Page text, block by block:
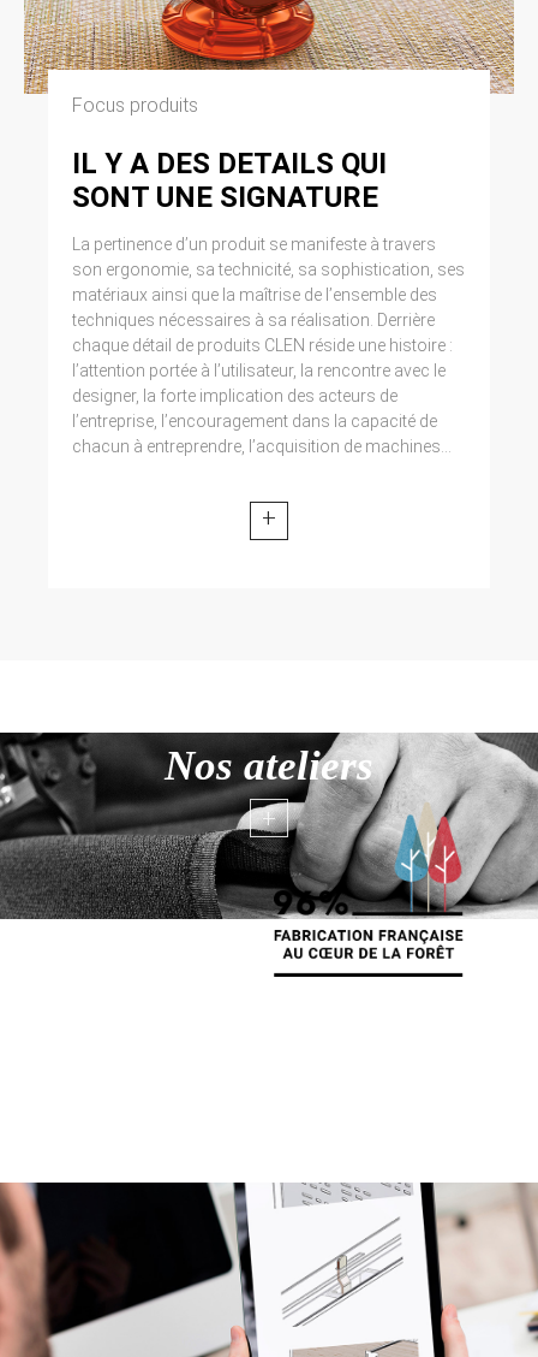
Focus produits
IL Y A DES DETAILS QUI
SONT UNE SIGNATURE
La pertinence d’un produit se manifeste à travers
son ergonomie, sa technicité, sa sophistication, ses
matériaux ainsi que la maîtrise de l’ensemble des
techniques nécessaires à sa réalisation. Derrière
chaque détail de produits CLEN réside une histoire :
l’attention portée à l’utilisateur, la rencontre avec le
designer, la forte implication des acteurs de
l’entreprise, l’encouragement dans la capacité de
chacun à entreprendre, l’acquisition de machines...
+
Nos ateliers
+